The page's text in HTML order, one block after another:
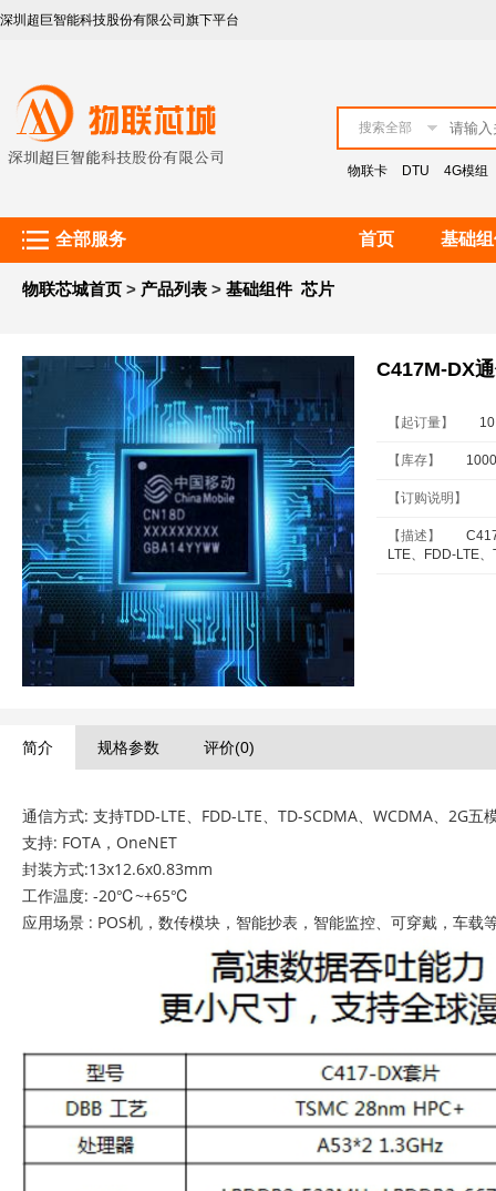
深圳超巨智能科技股份有限公司旗下平台
搜索全部
物联卡 DTU 4G模组
全部服务 首页 基础
物联芯城首页 > 产品列表 > 基础组件 芯片
C417M-DX
【起订量】 10
【库存】
【订购说明】
【描述】
LTE、FDD-LTE
简介 规格参数 评价(0)
通信方式: 支持TDD-LTE、FDD-LTE、TD-SCDMA、WCDMA、2G五
支持: FOTA，OneNET
封装方式:13x12.6x0.83mm
工作温度: -20℃~+65℃
应用场景 : POS机，数传模块，智能抄表，智能监控、可穿戴，车载